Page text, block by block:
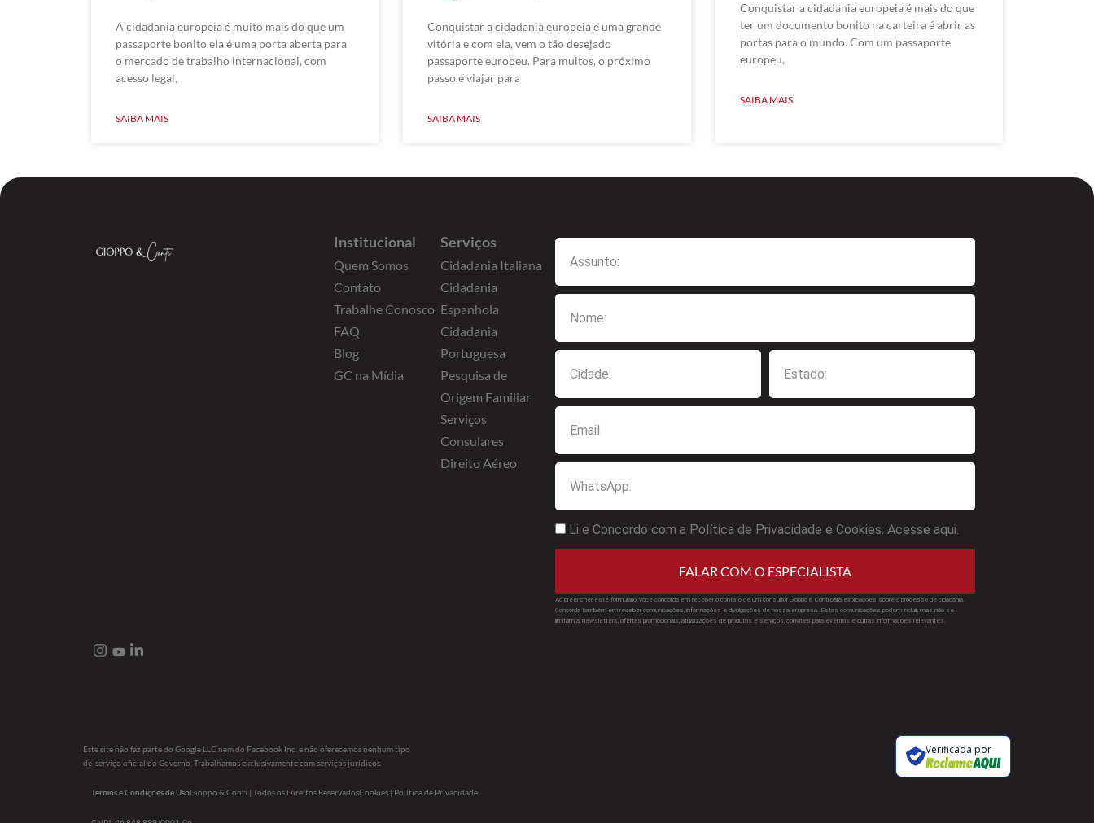
A cidadania europeia é muito mais do que um
passaporte bonito ela é uma porta aberta para
o mercado de trabalho internacional, com
acesso legal,
SAIBA MAIS
Conquistar a cidadania europeia é uma grande
vitória e com ela, vem o tão desejado
passaporte europeu. Para muitos, o próximo
passo é viajar para
SAIBA MAIS
Conquistar a cidadania europeia é mais do que
ter um documento bonito na carteira é abrir as
portas para o mundo. Com um passaporte
europeu,
SAIBA MAIS
Institucional
Quem Somos
Contato
Trabalhe Conosco
FAQ
Blog
GC na Mídia
Serviços
Cidadania Italiana
Cidadania
Espanhola
Cidadania
Portuguesa
Pesquisa de
Origem Familiar
Serviços
Consulares
Direito Aéreo
Li e Concordo com a Política de Privacidade e Cookies. Acesse aqui.
FALAR COM O ESPECIALISTA
Ao preencher este formulário, você concorda em receber o contato de um consultor Gioppo & Conti para explicações sobre o processo de cidadania.
Concorda também em receber comunicações, informações e divulgações de nossa empresa. Estas comunicações podem incluir, mas não se
limitam a, newsletters, ofertas promocionais, atualizações de produtos e serviços, convites para eventos e outras informações relevantes.
Este site não faz parte do Google LLC nem do Facebook Inc. e não oferecemos nenhum tipo
de serviço oficial do Governo. Trabalhamos exclusivamente com serviços jurídicos.
Verificada por
Termos e Condições de UsoGioppo & Conti | Todos os Direitos ReservadosCookies | Política de Privacidade